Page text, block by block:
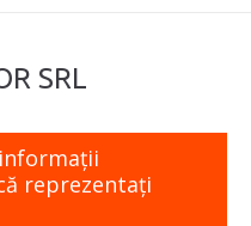
SRL
reprezentaţi